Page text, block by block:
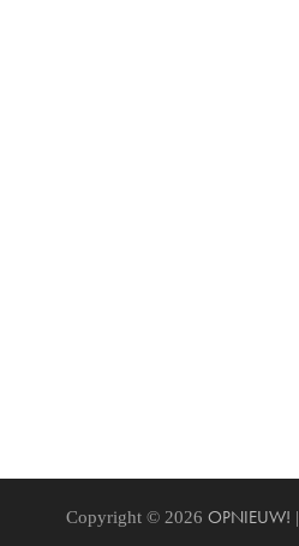
Copyright © 2026 OPNIEUW! |